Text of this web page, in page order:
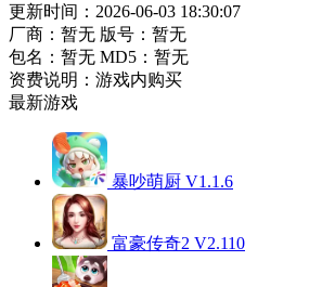
更新时间：2026-06-03 18:30:07
厂商：暂无 版号：暂无
包名：暂无 MD5：暂无
资费说明：游戏内购买
最新游戏
暴吵萌厨 V1.1.6
富豪传奇2 V2.110